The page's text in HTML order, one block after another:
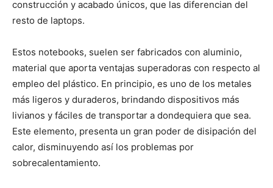
construcción y acabado únicos, que las diferencian del
resto de laptops.
Estos notebooks, suelen ser fabricados con aluminio,
material que aporta ventajas superadoras con respecto al
empleo del plástico. En principio, es uno de los metales
más ligeros y duraderos, brindando dispositivos más
livianos y fáciles de transportar a dondequiera que sea.
Este elemento, presenta un gran poder de disipación del
calor, disminuyendo así los problemas por
sobrecalentamiento.